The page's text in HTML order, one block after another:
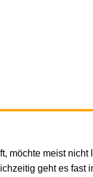
möchte meist nicht
geht es fast